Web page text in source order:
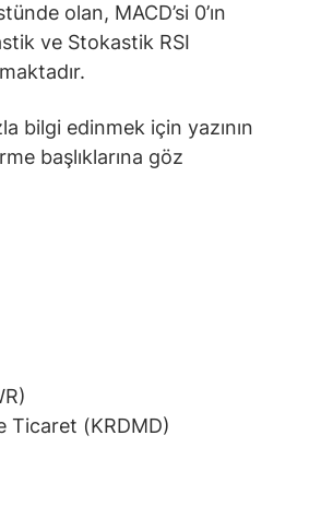
olan, MACD’si 0’ın
ve Stokastik RSI
bilgi edinmek için yazının
başlıklarına göz
Ticaret (KRDMD)